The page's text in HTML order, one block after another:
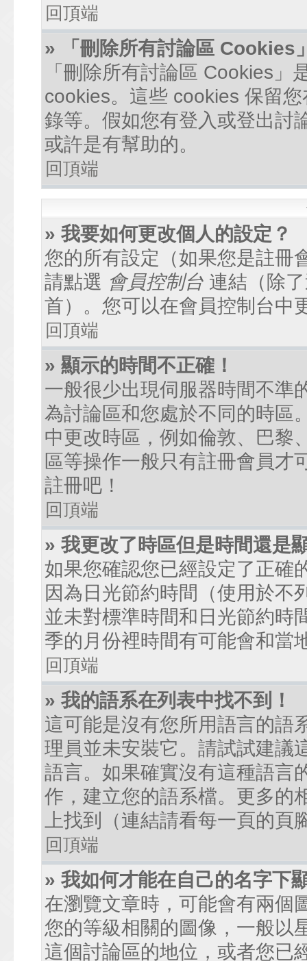
回頂端
» 「刪除所有討論區 Cookies
「刪除所有討論區 Cookies
cookies。這些 cookies 保留
錄等。假如您有登入或登出討
或許是有幫助的。
回頂端
» 我要如何更改個人的設定？
您的所有設定（如果您是註冊
請點選 會員控制台 連結（除
首）。您可以在會員控制台中
回頂端
» 顯示的時間不正確！
一般很少出現伺服器時間不準
為討論區和您處於不同的時區
中更改時區，例如倫敦、巴黎
區等操作一般只有註冊會員才
註冊吧！
回頂端
» 我更改了時區但是時間還是
如果您確認您已經設定了正確
因為日光節約時間（使用於不
並未對標準時間和日光節約時
季的月份裡時間有可能會和當
回頂端
» 我的語系在列表中找不到！
這可能是沒有您所用語言的語
理員並未安裝它。請試試建議
語言。如果確實沒有這種語言
作，建立您的語系檔。更多的
上找到（連結請看每一頁的頁
回頂端
» 我如何才能在自己的名字下
在瀏覽文章時，可能會有兩個
您的等級相關的圖像，一般以
這個討論區的地位，或者您已